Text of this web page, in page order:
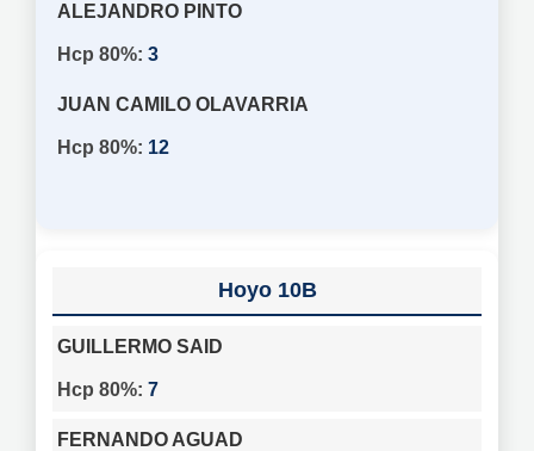
ALEJANDRO PINTO
3
JUAN CAMILO OLAVARRIA
12
10B
GUILLERMO SAID
7
FERNANDO AGUAD